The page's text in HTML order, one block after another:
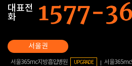
대표전
화
서울365mc지방흡입병원 UPGRADE 서울365mc